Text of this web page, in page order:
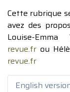
Cette rubrique
avez des
Louise-
revue.fr ou
revue.fr
English